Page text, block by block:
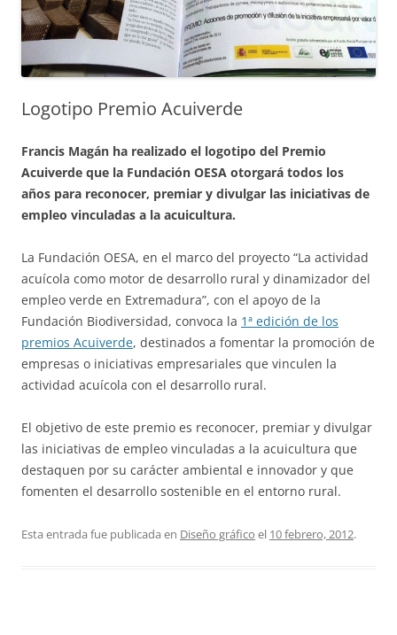
Logotipo Premio Acuiverde
Francis Magán ha realizado el logotipo del Premio
Acuiverde que la Fundación OESA otorgará todos los
años para reconocer, premiar y divulgar las iniciativas de
empleo vinculadas a la acuicultura.
La Fundación OESA, en el marco del proyecto “La actividad
acuícola como motor de desarrollo rural y dinamizador del
empleo verde en Extremadura”, con el apoyo de la
Fundación Biodiversidad, convoca la 1ª edición de los
premios Acuiverde, destinados a fomentar la promoción de
empresas o iniciativas empresariales que vinculen la
actividad acuícola con el desarrollo rural.
El objetivo de este premio es reconocer, premiar y divulgar
las iniciativas de empleo vinculadas a la acuicultura que
destaquen por su carácter ambiental e innovador y que
fomenten el desarrollo sostenible en el entorno rural.
Esta entrada fue publicada en Diseño gráfico el 10 febrero, 2012.